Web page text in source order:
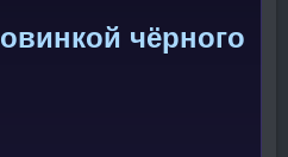
чёрного